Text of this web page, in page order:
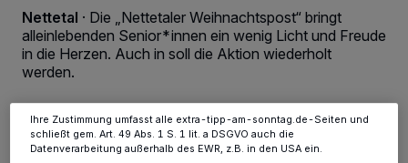
Nettetal · Die „Nettetaler Weihnachtspost“ bringt
alleinlebenden Senior*innen ein wenig Licht und Freude
in die Herzen. Auch in soll die Aktion wiederholt
werden.
17.11.2023 , 12:51 Uhr Eine Minute Lesezeit
Zwecke. Wenn Tracker deaktiviert sind, sind manche Inhalte und
Anzeigen möglicherweise nicht mehr so relevant für Sie. Sie können
dieses Menü jederzeit wieder aufrufen, um Ihre Einstellungen zu
ändern oder Ihre Einwilligung zu widerrufen, indem Sie auf den Link
Einstellungen oder Ablehnen am unteren Rand der Webseite klicken.
Ihre Zustimmung umfasst alle extra-tipp-am-sonntag.de-Seiten und
schließt gem. Art. 49 Abs. 1 S. 1 lit. a DSGVO auch die
Datenverarbeitung außerhalb des EWR, z.B. in den USA ein.